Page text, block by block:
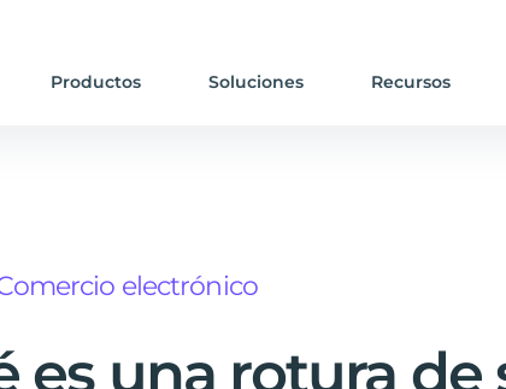
Productos Soluciones Recursos
electrónico
es una rotura de